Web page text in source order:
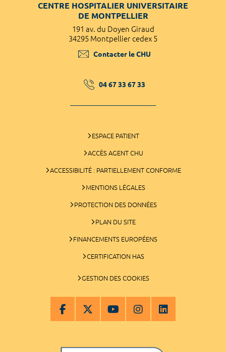
CENTRE HOSPITALIER UNIVERSITAIRE
DE MONTPELLIER
191 av. du Doyen Giraud
34295 Montpellier cedex 5
Contacter le CHU
04 67 33 67 33
ESPACE PATIENT
ACCÈS AGENT CHU
ACCESSIBILITÉ : PARTIELLEMENT CONFORME
MENTIONS LÉGALES
PROTECTION DES DONNÉES
PLAN DU SITE
FINANCEMENTS EUROPÉENS
CERTIFICATION HAS
GESTION DES COOKIES